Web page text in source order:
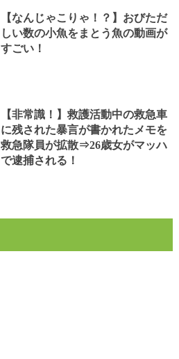
【なんじゃこりゃ！？】おびただ
しい数の小魚をまとう魚の動画が
すごい！
【非常識！】救護活動中の救急車
に残された暴言が書かれたメモを
救急隊員が拡散⇒26歳女がマッハ
で逮捕される！